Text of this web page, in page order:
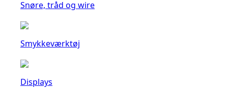
Snøre, tråd og wire
Smykkeværktøj
Displays